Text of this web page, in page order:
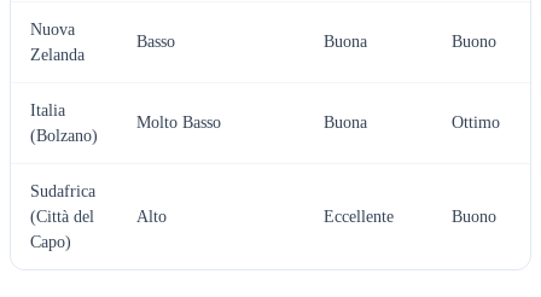
Nuova
Zelanda
Basso Buona Buono
Italia
(Bolzano)
Molto Basso Buona Ottimo
Sudafrica
(Città del
Capo)
Alto Eccellente Buono